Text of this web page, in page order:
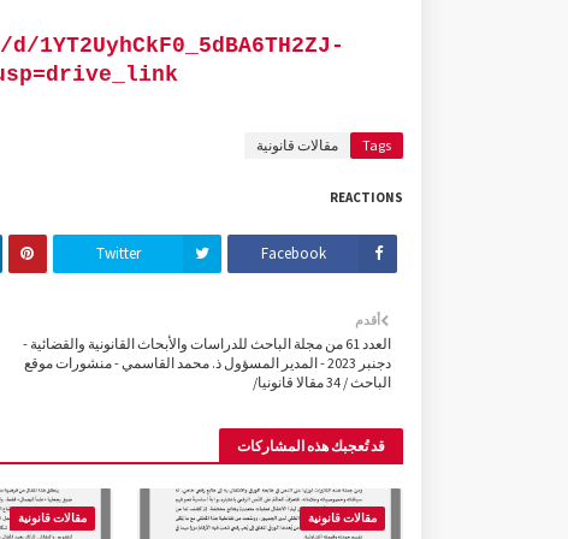
Tags مقالات قانونية
REACTIONS
Facebook
Twitter
أقدم
العدد 61 من مجلة الباحث للدراسات والأبحاث القانونية والقضائية -
دجنبر 2023 - المدير المسؤول ذ. محمد القاسمي - منشورات موقع
الباحث / 34 مقالا قانونيا/
قد تُعجبك هذه المشاركات
مقالات قانونية مقالات قانونية